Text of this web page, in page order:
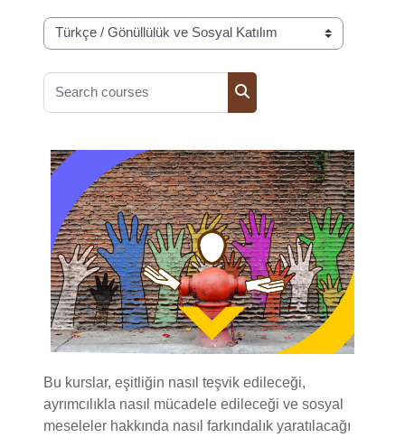
Course categories
Search courses
Search courses
Bu kurslar, eşitliğin nasıl teşvik edileceği,
ayrımcılıkla nasıl mücadele edileceği ve sosyal
meseleler hakkında nasıl farkındalık yaratılacağı